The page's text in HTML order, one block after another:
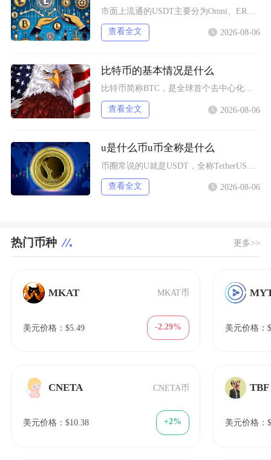
查看全文 2026-08-06
比特币的基本情况是什么
比特币简称BTC，是全球首个去中心化加密数字资产，依托区块链与工作量证明机制运行，无任何中
查看全文 2026-08-06
u是什么币u币全称是什么
查看全文 2026-08-06
热门币种 更多>>
MKAT MKAT币
美元价格：$5.49 -2.29%
CNETA CNETA币
美元价格：$10.38 +2%
美元价格：
TBF
美元价格：